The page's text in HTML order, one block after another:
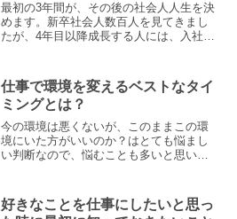
最初の3年間が、その後の社会人人生を決
めます。新卒社会人数百人を見てきまし
たが、4年目以降成長する人には、入社3
長のステップについてわかりやすく解説
します。
仕事で環境を変えるベストなタイ
ミングとは？
今の環境は悪くないが、このままこの環
境にいた方がいいのか？はとても悩まし
い判断なので、悩むことも多いと思いま
断基準を解説します。
好きなことを仕事にしたいと思っ